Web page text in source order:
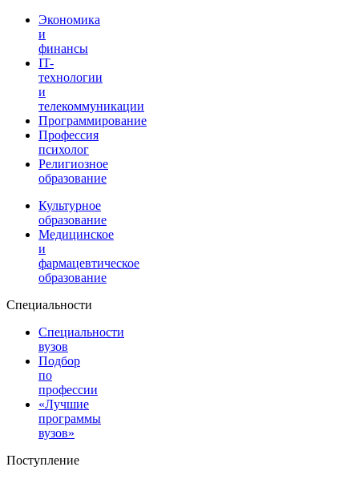
Экономика
и
финансы
IT-
технологии
и
телекоммуникации
Программирование
Профессия
психолог
Религиозное
образование
Культурное
образование
Медицинское
и
фармацевтическое
образование
Специальности
Специальности
вузов
Подбор
по
профессии
«Лучшие
программы
вузов»
Поступление